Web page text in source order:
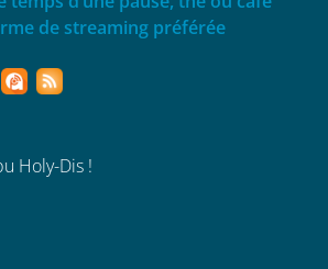
de streaming préférée
Holy-Dis !